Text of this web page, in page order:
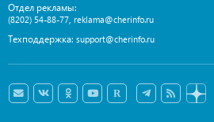
Отдел рекламы:
(8202) 54-88-77 reklama@cherinfo.ru
Техподдержка: support@cherinfo.ru